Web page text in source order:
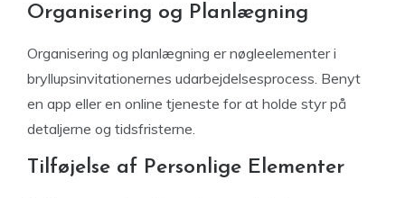
Organisering og Planlægning
Organisering og planlægning er nøgleelementer i
bryllupsinvitationernes udarbejdelsesprocess. Benyt
en app eller en online tjeneste for at holde styr på
detaljerne og tidsfristerne.
Tilføjelse af Personlige Elementer